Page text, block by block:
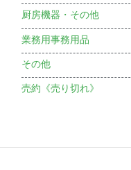
厨房機器・その他
業務用事務用品
その他
売約《売り切れ》